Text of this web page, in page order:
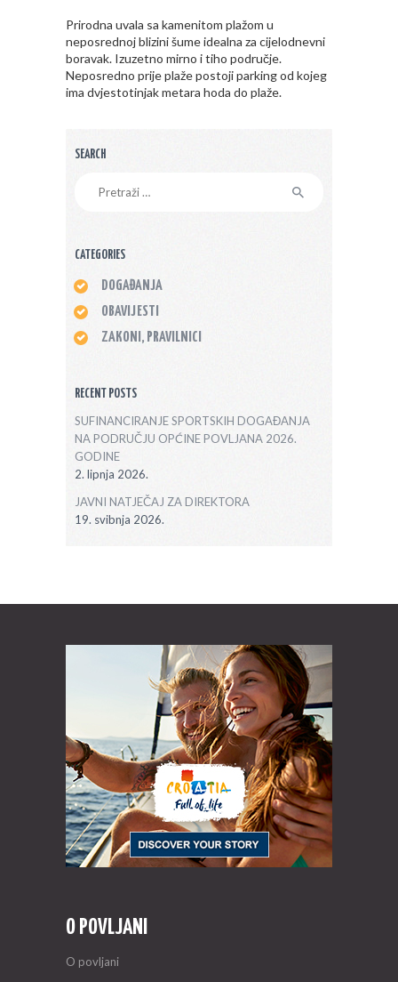
Prirodna uvala sa kamenitom plažom u
neposrednoj blizini šume idealna za cijelodnevni
boravak. Izuzetno mirno i tiho područje.
Neposredno prije plaže postoji parking od kojeg
ima dvjestotinjak metara hoda do plaže.
SEARCH
CATEGORIES
DOGAĐANJA
OBAVIJESTI
ZAKONI, PRAVILNICI
RECENT POSTS
SUFINANCIRANJE SPORTSKIH DOGAĐANJA
NA PODRUČJU OPĆINE POVLJANA 2026.
GODINE
2. lipnja 2026.
JAVNI NATJEČAJ ZA DIREKTORA
19. svibnja 2026.
O POVLJANI
O povljani